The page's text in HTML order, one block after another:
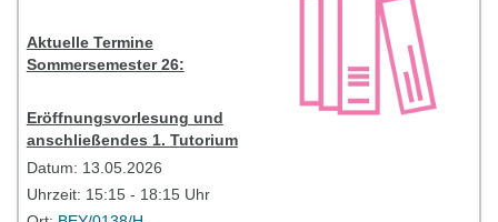
Bitte kontaktieren Sie bei Problemen Ihre TutorInnen
(Mailadresse siehe oben).
Aktuelle Termine
Sommersemester 26:
Eröffnungsvorlesung und
anschließendes 1. Tutorium
Datum: 13.05.2026
Uhrzeit: 15:15 - 18:15 Uhr